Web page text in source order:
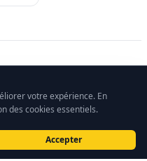
Actualités
votre expérience. En
des cookies essentiels.
Accepter